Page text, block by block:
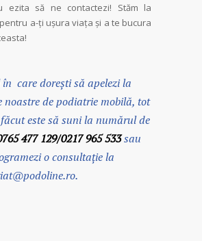
ezita să ne contactezi! Stăm la
a-ți ușura viața și a te bucura
care dorești să apelezi la
noastre de podiatrie mobilă, tot
este să suni la numărul de
477 129/0217 965 533sau
o consultație la
.